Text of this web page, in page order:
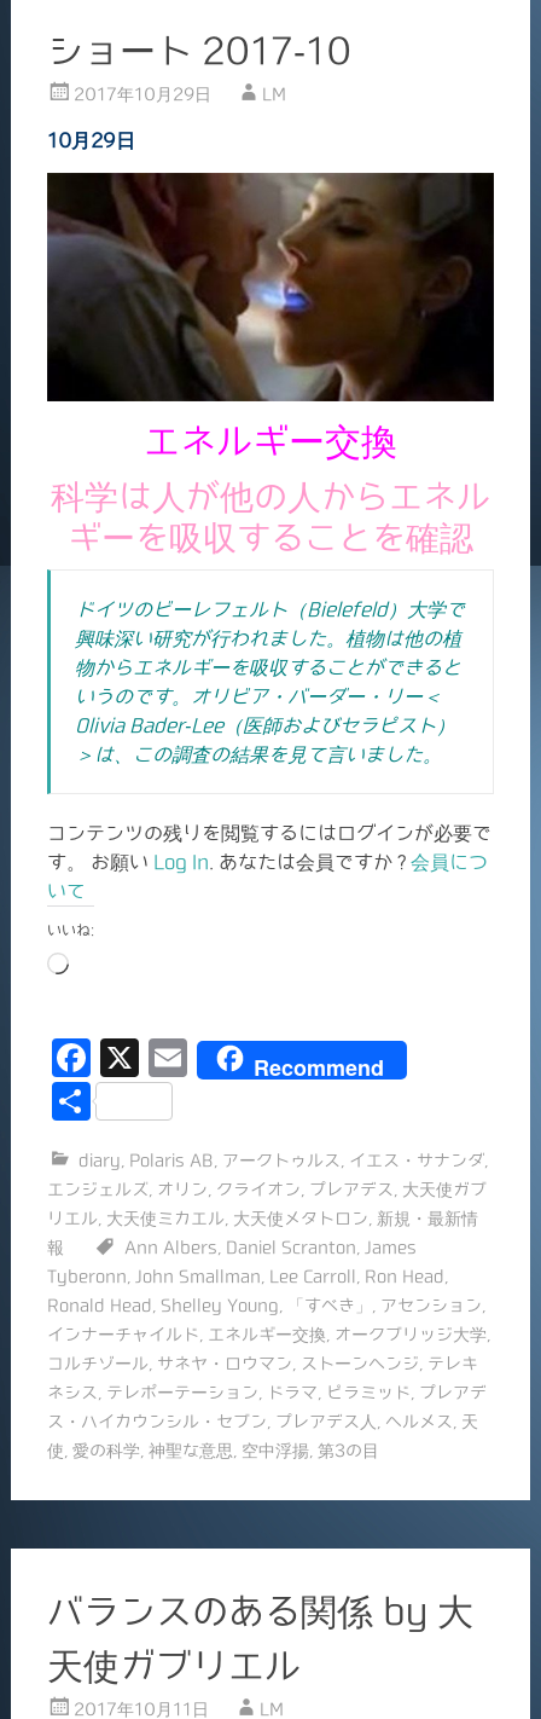
ショート 2017-10
2017年10月29日 LM
10月29日
エネルギー交換
科学は人が他の人からエネル
ギーを吸収することを確認
ドイツのビーレフェルト（Bielefeld）大学で
興味深い研究が行われました。植物は他の植
物からエネルギーを吸収することができると
いうのです。オリビア・バーダー・リー＜
Olivia Bader-Lee（医師およびセラピスト）
＞は、この調査の結果を見て言いました。
コンテンツの残りを閲覧するにはログインが必要で
す。 お願い Log In . あなたは会員ですか ? 会員につ
いて
いいね:
読
み
中…
F
a
e
b
o
o
k
X
E
l
Recommend
共
diary Polaris AB アークトゥルス イエス・サナンダ,
エンジェルズ
オリン クライオン プレアデス
大天使ガブ
リエル
大天使ミカエル 大天使メタトロン
新規・最新情
報
Ann Albers Daniel Scranton
James
Tyberonn
John Smallman Lee Carroll Ron Head
Ronald Head
Shelley Young 「すべき」 アセンション
インナーチャイルド
エネルギー交換 オークブリッジ大学
コルチゾール
サネヤ・ロウマン ストーンヘンジ
テレキ
ネシス
テレポーテーション ドラマ ピラミッド
プレアデ
ス・ハイカウンシル・セブン
プレアデス人 ヘルメス
天
使 愛の科学 神聖な意思 空中浮揚, 第3の目
バランスのある関係 by 大
天使ガブリエル
2017年10月11日 LM